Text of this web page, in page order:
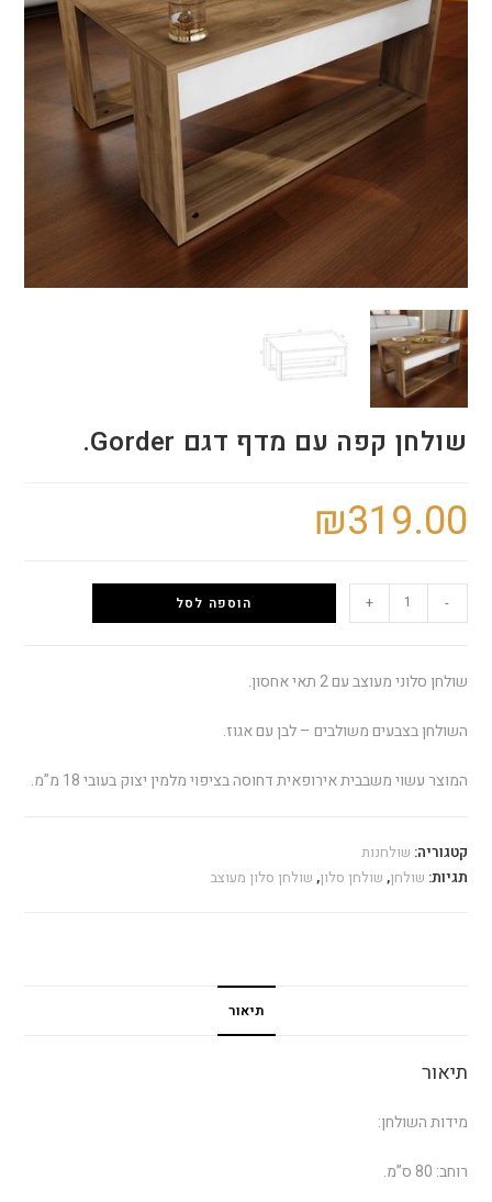
שולחן קפה עם מדף דגם Gorder.
₪319.00
-
+ הוספה לסל
שולחן סלוני מעוצב עם 2 תאי אחסון.
השולחן בצבעים משולבים – לבן עם אגוז.
המוצר עשוי משבבית אירופאית דחוסה בציפוי מלמין יצוק בעובי 18 מ”מ.
קטגוריה: שולחנות
תגיות: שולחן, שולחן סלון, שולחן סלון מעוצב
תיאור
תיאור
מידות השולחן:
רוחב: 80 ס”מ.